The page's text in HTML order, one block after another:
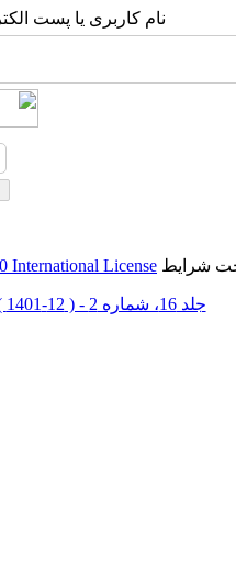
نام کاربری یا پست
شرایط International License
جلد 16، شماره 2 - ( 12-1401 )